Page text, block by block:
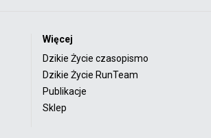
Więcej
Dzikie Życie czasopismo
Dzikie Życie RunTeam
Publikacje
Sklep